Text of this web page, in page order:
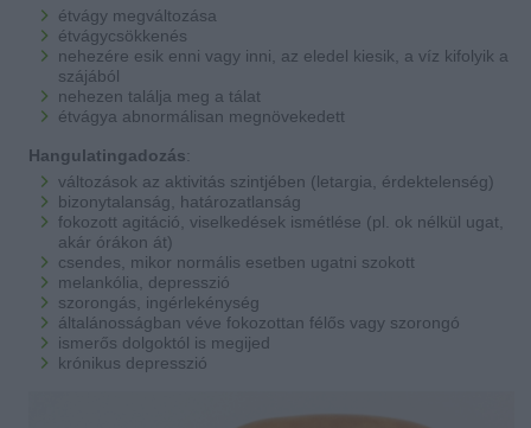
étvágy megváltozása
étvágycsökkenés
nehezére esik enni vagy inni, az eledel kiesik, a víz kifolyik a
szájából
nehezen találja meg a tálat
étvágya abnormálisan megnövekedett
Hangulatingadozás:
változások az aktivitás szintjében (letargia, érdektelenség)
bizonytalanság, határozatlanság
fokozott agitáció, viselkedések ismétlése (pl. ok nélkül ugat,
akár órákon át)
csendes, mikor normális esetben ugatni szokott
melankólia, depresszió
szorongás, ingérlekénység
általánosságban véve fokozottan félős vagy szorongó
ismerős dolgoktól is megijed
krónikus depresszió